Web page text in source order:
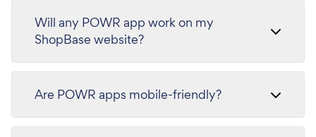
Will any POWR app work on my
ShopBase website?
Are POWR apps mobile-friendly?